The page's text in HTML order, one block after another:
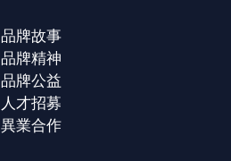
品牌故事
品牌精神
品牌公益
人才招募
異業合作